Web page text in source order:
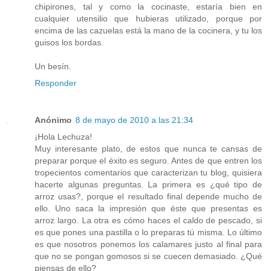
chipirones, tal y como la cocinaste, estaría bien en
cualquier utensilio que hubieras utilizado, porque por
encima de las cazuelas está la mano de la cocinera, y tu los
guisos los bordas.
Un besín.
Responder
Anónimo 8 de mayo de 2010 a las 21:34
¡Hola Lechuza!
Muy interesante plato, de estos que nunca te cansas de
preparar porque el éxito es seguro. Antes de que entren los
tropecientos comentarios que caracterizan tu blog, quisiera
hacerte algunas preguntas. La primera es ¿qué tipo de
arroz usas?, porque el resultado final depende mucho de
ello. Uno saca la impresión que éste que presentas es
arroz largo. La otra es cómo haces el caldo de pescado, si
es que pones una pastilla o lo preparas tú misma. Lo último
es que nosotros ponemos los calamares justo al final para
que no se pongan gomosos si se cuecen demasiado. ¿Qué
piensas de ello?